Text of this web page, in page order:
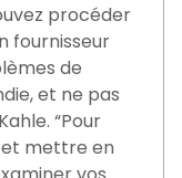
procéder
fournisseur
de
et ne pas
“Pour
mettre en